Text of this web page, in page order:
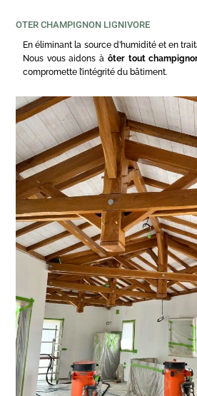
OTER CHAMPIGNON LIGNIVORE
En éliminant la source d’humidité et en
Nous vous aidons à ôter tout
compromette l’intégrité du bâtiment.